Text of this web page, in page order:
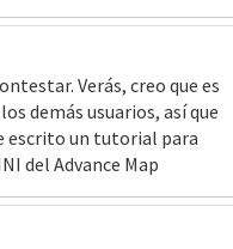
Verás, creo que es
demás usuarios, así que
escrito un tutorial para
del Advance Map